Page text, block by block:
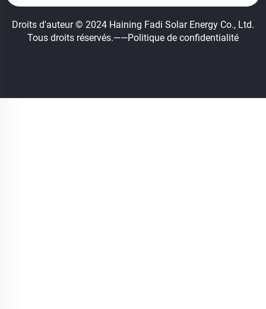
Droits d'auteur © 2024 Haining Fadi Solar Energy Co., Ltd.
Tous droits réservés.——Politique de confidentialité